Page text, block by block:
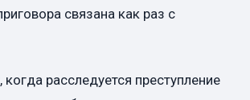
связана как раз с
расследуется преступление